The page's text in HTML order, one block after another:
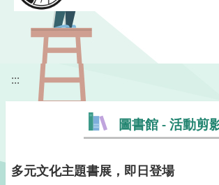
:::
圖書館 - 活動剪
多元文化主題書展，即日登場